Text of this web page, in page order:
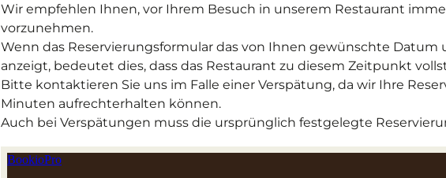
Wir empfehlen Ihnen, vor Ihrem Besuch in unserem Restaurant
vorzunehmen.
Wenn das Reservierungsformular das von Ihnen gewünschte
anzeigt, bedeutet dies, dass das Restaurant zu diesem Zeitpunkt
Bitte kontaktieren Sie uns im Falle einer Verspätung, da wir Ihre
Minuten aufrechterhalten können.
Auch bei Verspätungen muss die ursprünglich festgelegte